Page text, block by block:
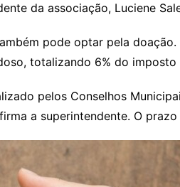
da associação, Luciene
pode optar pela
totalizando 6% do imposto
pelos Conselhos
a superintendente. O